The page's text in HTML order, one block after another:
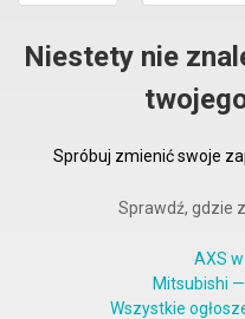
Niestety nie
Spróbuj zmienić swoje
Sprawdź, gdzie
AXS
Mitsubishi
Wszystkie